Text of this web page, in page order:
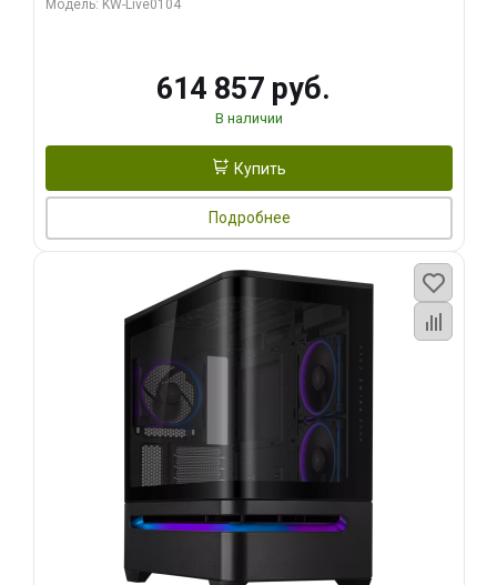
Модель: KW-Live0104
614 857 руб.
В наличии
Купить
Подробнее